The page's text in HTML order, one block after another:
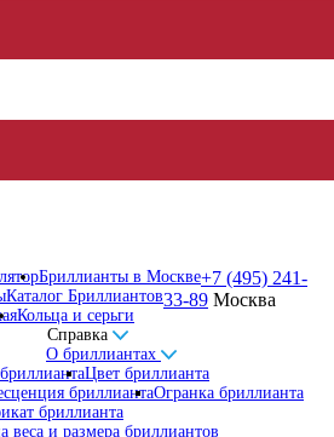
Бриллианты в Москве
Каталог Бриллиантов
Кольца и серьги
Справка
О бриллиантах
Цвет бриллианта
бриллиантаОгранка бриллианта
бриллианта
веса и размера бриллиантов
+7 (495) 241-
33-89 Москва